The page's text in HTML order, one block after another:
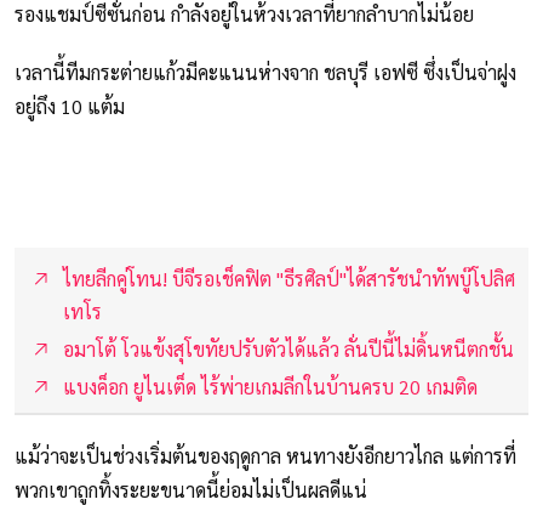
รองแชมป์ซีซั่นก่อน กำลังอยู่ในห้วงเวลาที่ยากลำบากไม่น้อย
เวลานี้ทีมกระต่ายแก้วมีคะแนนห่างจาก ชลบุรี เอฟซี ซึ่งเป็นจ่าฝูง
อยู่ถึง 10 แต้ม
ไทยลีกคู่โทน! บีจีรอเช็คฟิต "ธีรศิลป์"ได้สารัชนำทัพบู๊โปลิศ
เทโร
อมาโต้ โวแข้งสุโขทัยปรับตัวได้แล้ว ลั่นปีนี้ไม่ดิ้นหนีตกชั้น
แบงค็อก ยูไนเต็ด ไร้พ่ายเกมลีกในบ้านครบ 20 เกมติด
แม้ว่าจะเป็นช่วงเริ่มต้นของฤดูกาล หนทางยังอีกยาวไกล แต่การที่
พวกเขาถูกทิ้งระยะขนาดนี้ย่อมไม่เป็นผลดีแน่